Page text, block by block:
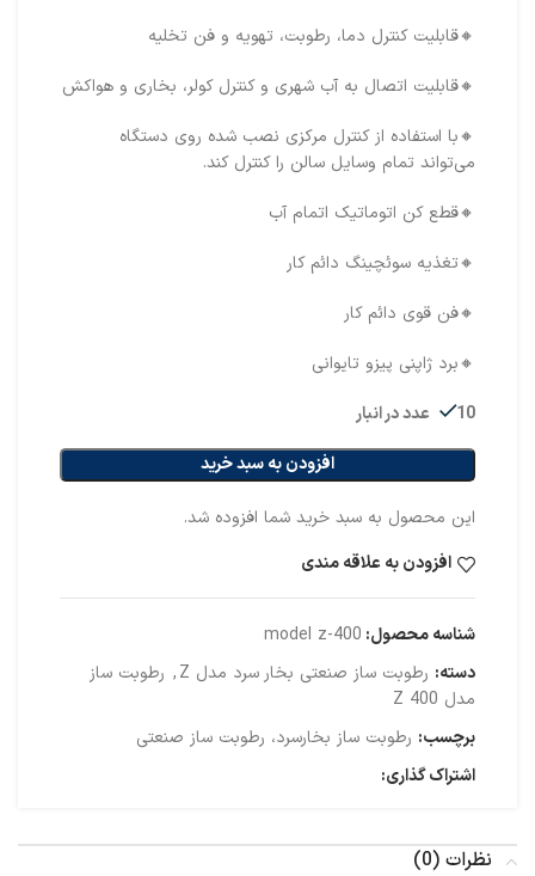
🔸️قابلیت کنترل دما، رطوبت، تهویه و فن تخلیه
🔸️قابلیت اتصال به آب شهری و کنترل کولر، بخاری و هواکش
🔸️با استفاده از کنترل مرکزی نصب شده روی دستگاه
می‌تواند تمام وسایل سالن را کنترل کند.
🔸️قطع کن اتوماتیک اتمام آب
🔸️تغذیه سوئچینگ دائم کار
🔸️فن قوی دائم کار
🔸️برد ژاپنی پیزو تایوانی
10 عدد در انبار
افزودن به سبد خرید
این محصول به سبد خرید شما افزوده شد.
افزودن به علاقه مندی
شناسه محصول: model z-400
دسته: رطوبت ساز صنعتی بخار سرد مدل Z , رطوبت ساز
مدل Z 400
برچسب: رطوبت ساز بخارسرد، رطوبت ساز صنعتی
اشتراک گذاری:
نظرات (0)